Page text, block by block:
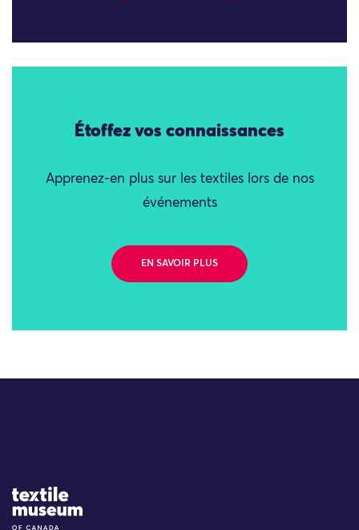
Étoffez vos connaissances
Apprenez-en plus sur les textiles lors de nos
événements
EN SAVOIR PLUS
Site Logo